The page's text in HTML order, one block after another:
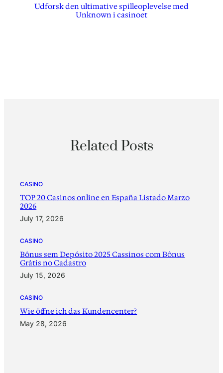
Udforsk den ultimative spilleoplevelse med
Unknown i casinoet
Related Posts
CASINO
TOP 20 Casinos online en España Listado Marzo
2026
July 17, 2026
CASINO
Bônus sem Depósito 2025 Cassinos com Bônus
Grátis no Cadastro
July 15, 2026
CASINO
‎Wie öffne ich das Kundencenter?
May 28, 2026